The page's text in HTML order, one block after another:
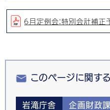
６月定例会：特別会計補正
このページに関す
岩滝庁舎 企画財政課